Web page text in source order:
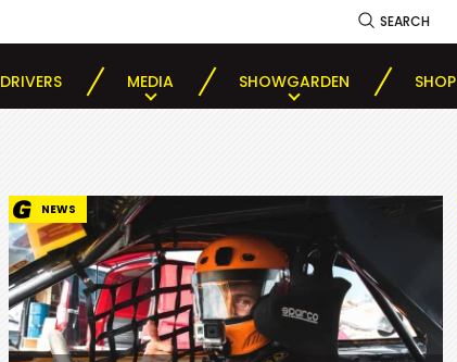
DRIVERS MEDIA SHOWGARDEN SHOP
SEARCH
NEWS